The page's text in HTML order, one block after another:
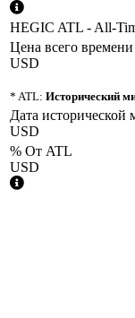
HEGIC ATL - All-
Цена всего времени
USD
* ATL: Исторический
Дата
USD
% От ATL
USD